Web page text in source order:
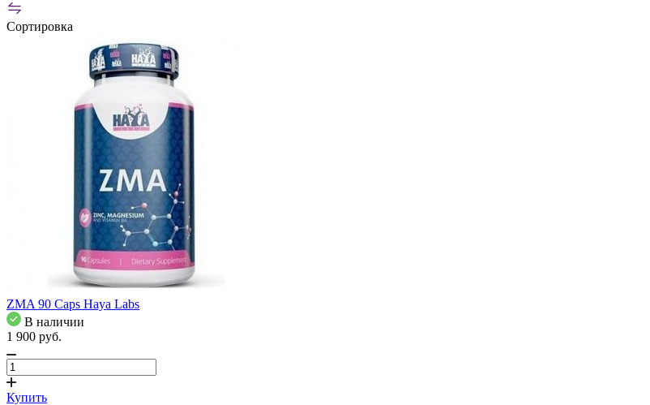
Сортировка
ZMA 90 Caps Haya Labs
В наличии
1 900 pуб.
Купить